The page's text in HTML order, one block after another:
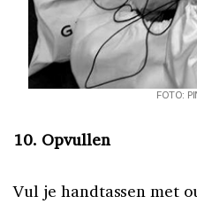
FOTO:
10. Opvullen
Vul je handtassen met